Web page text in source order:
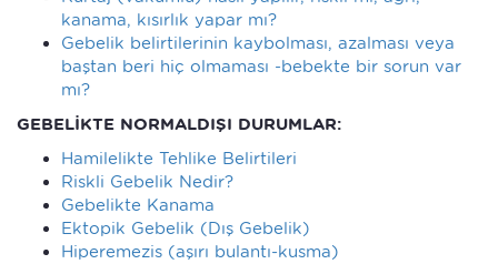
kanama, kısırlık yapar mı?
Gebelik belirtilerinin kaybolması, azalması veya
baştan beri hiç olmaması -bebekte bir sorun var
mı?
GEBELİKTE NORMALDIŞI DURUMLAR:
Hamilelikte Tehlike Belirtileri
Riskli Gebelik Nedir?
Gebelikte Kanama
Ektopik Gebelik (Dış Gebelik)
Hiperemezis (aşırı bulantı-kusma)